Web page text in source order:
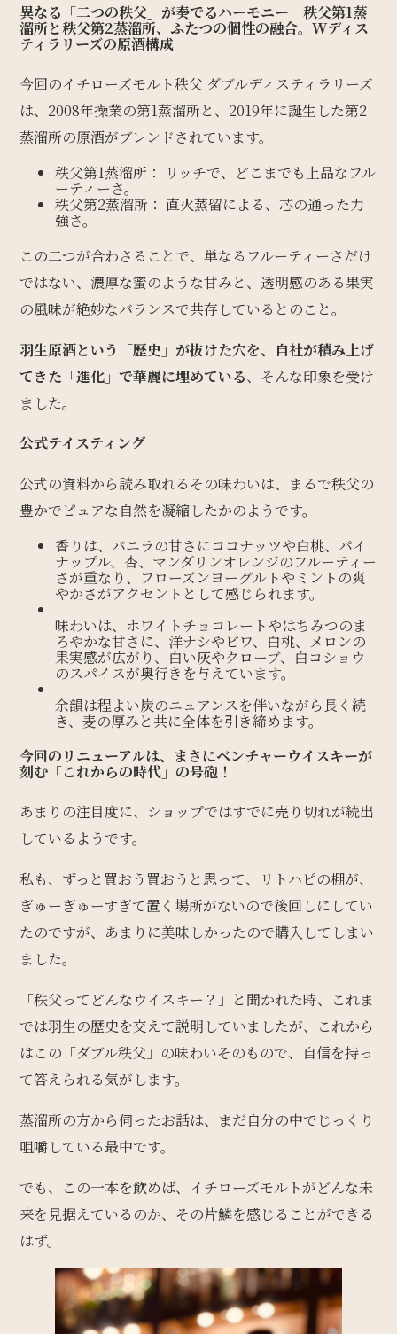
異なる「二つの秩父」が奏でるハーモニー
秩父第1蒸
溜所と秩父第2蒸溜所、ふたつの個性の融合。Wディス
ティラリーズの原酒構成
今回のイチローズモルト秩父 ダブルディスティラリーズ
は、2008年操業の第1蒸溜所と、2019年に誕生した第2
蒸溜所の原酒がブレンドされています。
秩父第1蒸溜所： リッチで、どこまでも上品なフル
ーティーさ。
秩父第2蒸溜所： 直火蒸留による、芯の通った力
強さ。
この二つが合わさることで、単なるフルーティーさだけ
ではない、濃厚な蜜のような甘みと、透明感のある果実
の風味が絶妙なバランスで共存しているとのこと。
羽生原酒という「歴史」が抜けた穴を、自社が積み上げ
てきた「進化」で華麗に埋めている、そんな印象を受け
ました。
公式テイスティング
公式の資料から読み取れるその味わいは、まるで秩父の
豊かでピュアな自然を凝縮したかのようです。
香りは、バニラの甘さにココナッツや白桃、パイ
ナップル、杏、マンダリンオレンジのフルーティー
さが重なり、フローズンヨーグルトやミントの爽
やかさがアクセントとして感じられます。
味わいは、ホワイトチョコレートやはちみつのま
ろやかな甘さに、洋ナシやビワ、白桃、メロンの
果実感が広がり、白い灰やクローブ、白コショウ
のスパイスが奥行きを与えています。
余韻は程よい炭のニュアンスを伴いながら長く続
き、麦の厚みと共に全体を引き締めます。
今回のリニューアルは、まさにベンチャーウイスキーが
刻む「これからの時代」の号砲！
あまりの注目度に、ショップではすでに売り切れが続出
しているようです。
私も、ずっと買おう買おうと思って、リトハピの棚が、
ぎゅーぎゅーすぎて置く場所がないので後回しにしてい
たのですが、あまりに美味しかったので購入してしまい
ました。
「秩父ってどんなウイスキー？」と聞かれた時、これま
では羽生の歴史を交えて説明していましたが、これから
はこの「ダブル秩父」の味わいそのもので、自信を持っ
て答えられる気がします。
蒸溜所の方から伺ったお話は、まだ自分の中でじっくり
咀嚼している最中です。
でも、この一本を飲めば、イチローズモルトがどんな未
来を見据えているのか、その片鱗を感じることができる
はず。